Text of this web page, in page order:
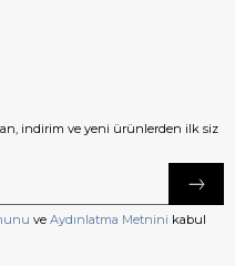
indirim ve yeni ürünlerden ilk siz
ve Aydınlatma Metnini kabul